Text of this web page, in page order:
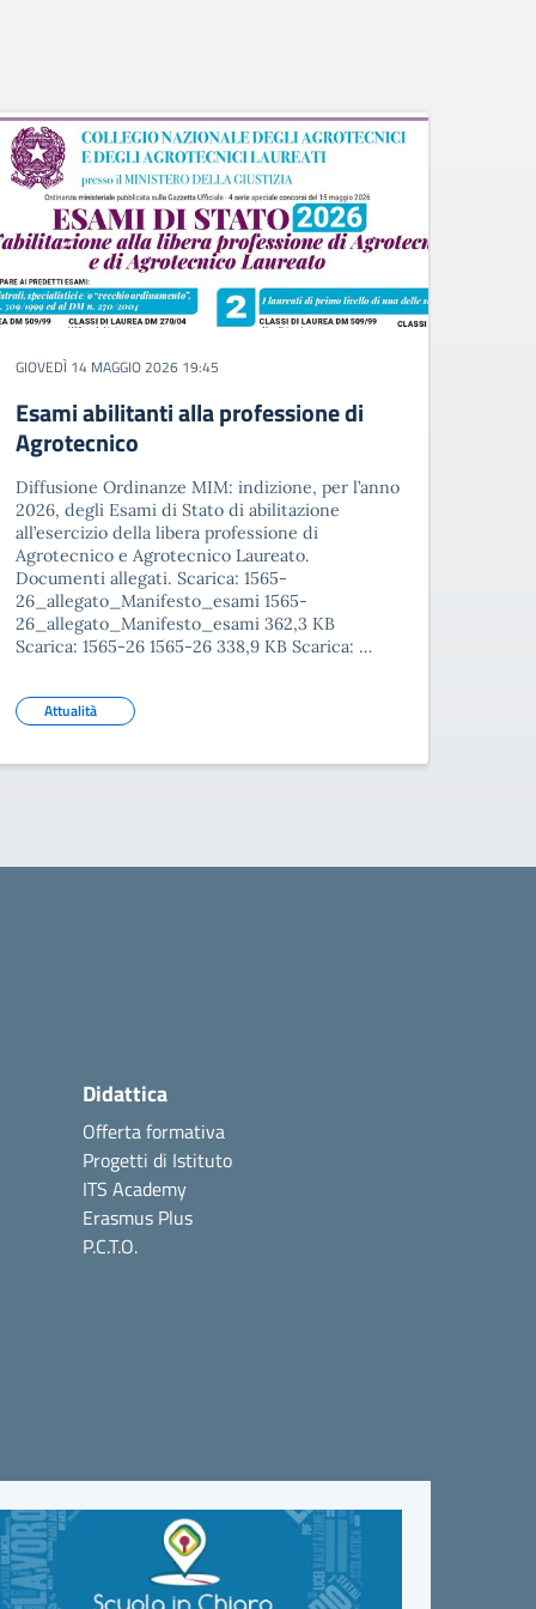
GIOVEDÌ 14 MAGGIO 2026 19:45
Esami abilitanti alla professione di
Agrotecnico
Diffusione Ordinanze MIM: indizione, per l’anno
2026, degli Esami di Stato di abilitazione
all’esercizio della libera professione di
Agrotecnico e Agrotecnico Laureato.
Documenti allegati. Scarica: 1565-
26_allegato_Manifesto_esami 1565-
26_allegato_Manifesto_esami 362,3 KB
Scarica: 1565-26 1565-26 338,9 KB Scarica: …
Attualità
Didattica
Offerta formativa
Progetti di Istituto
ITS Academy
Erasmus Plus
P.C.T.O.